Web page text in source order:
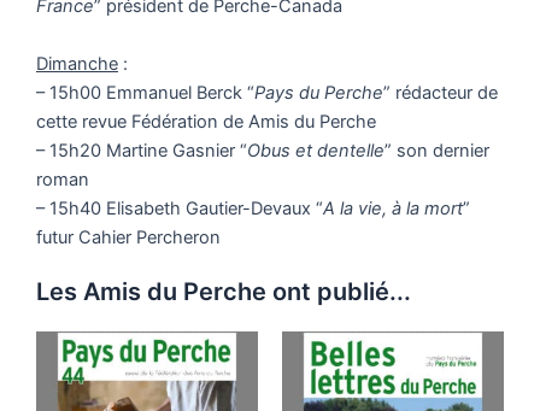
France” président de Perche-Canada
Dimanche :
– 15h00 Emmanuel Berck “Pays du Perche” rédacteur de
cette revue Fédération de Amis du Perche
– 15h20 Martine Gasnier “Obus et dentelle” son dernier
roman
– 15h40 Elisabeth Gautier-Devaux “A la vie, à la mort”
futur Cahier Percheron
Les Amis du Perche ont publié...